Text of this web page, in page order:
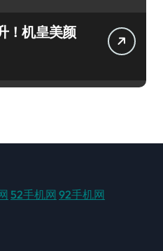
！机皇美颜
52手机网 92手机网